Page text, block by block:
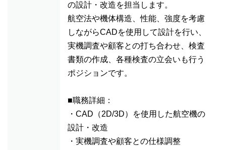
の設計・改造を担当します。
航空法や機体構造、性能、強度を考慮
しながらCADを使用して設計を行い、
実機調査や顧客との打ち合わせ、検査
書類の作成、各種検査の立会いも行う
ポジションです。
■職務詳細：
・CAD（2D/3D）を使用した航空機の
設計・改造
・実機調査や顧客との仕様調整